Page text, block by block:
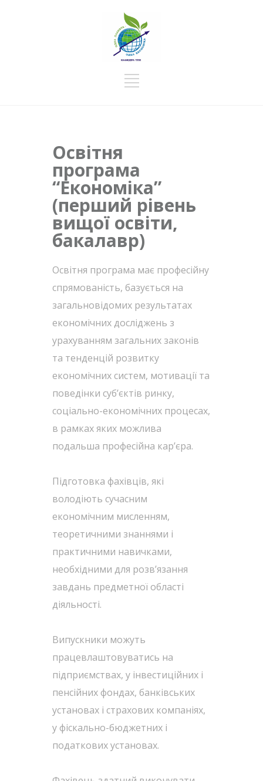
Освітня
програма
“Економіка”
(перший рівень
вищої освіти,
бакалавр)
Освітня програма має професійну
спрямованість, базується на
загальновідомих результатах
економічних досліджень з
урахуванням загальних законів
та тенденцій розвитку
економічних систем, мотивації та
поведінки суб’єктів ринку,
соціально-економічних процесах,
в рамках яких можлива
подальша професійна кар’єра.
Підготовка фахівців, які
володіють сучасним
економічним мисленням,
теоретичними знаннями і
практичними навичками,
необхідними для розв’язання
завдань предметної області
діяльності.
Випускники можуть
працевлаштовуватись на
підприємствах, у інвестиційних і
пенсійних фондах, банківських
установах і страхових компаніях,
у фіскально-бюджетних і
податкових установах.